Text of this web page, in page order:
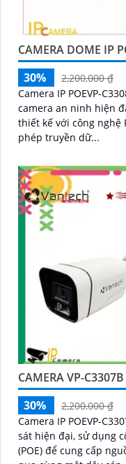
CAMERA DOME IP
30%
2,200,000 ₫
Camera IP POEVP-
camera an ninh hiện
thiết kế với công nghệ
phép truyền dữ...
CAMERA VP-
30%
2,200,000 ₫
Camera IP POEVP-
sát hiện đại, sử dụng
(POE) để cung cấp